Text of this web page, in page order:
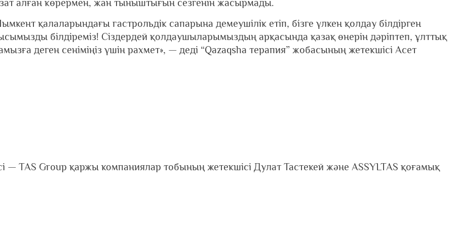
алған көрермен, жан тыныштығын сезгенін жасырмады.
қалаларындағы гастрольдік сапарына демеушілік етіп, бізге үлкен қолдау білдірген
білдіреміз! Сіздердей қолдаушыларымыздың арқасында қазақ өнерін дәріптеп, ұлттық
деген сеніміңіз үшін рахмет», — деді “Qazaqsha терапия” жобасының жетекшісі Асет
— TAS Group қаржы компаниялар тобының жетекшісі Дулат Тастекей және ASSYLTAS қоғамық